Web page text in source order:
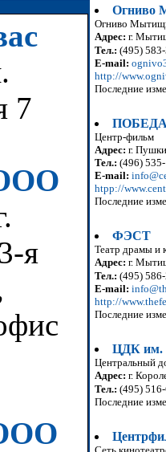
7
я
Огниво
Огниво
Адрес: г.
Тел.: (495)
E-mail:
http://
Последние
ПОБЕДА
Центр-фильм
Адрес: г.
Тел.: (496)
E-mail:
htpp://
Последние
ФЭСТ
Театр драмы и
Адрес: г.
Тел.: (495)
E-mail:
http://
Последние
ЦДК им.
Центральный
Адрес: г.
Тел.: (495)
Последние